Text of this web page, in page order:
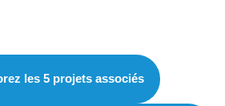
les 5 projets associés